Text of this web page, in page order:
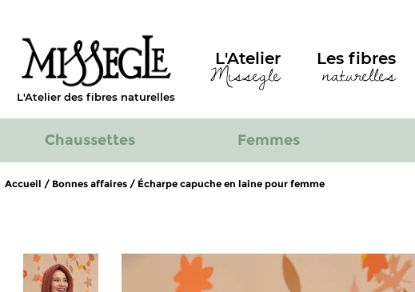
L'Atelier des fibres naturelles
L'Atelier
Missegle Les fibres
naturelles
Chaussettes Femmes
Accueil / Bonnes affaires / Écharpe capuche en laine pour femme